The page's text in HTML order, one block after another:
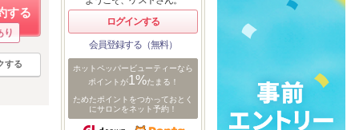
する
り
する
ログインする
会員登録する（無料）
ホットペッパービューティーなら
ポイントが1%たまる！
ためたポイントをつかっておとく
にサロンをネット予約！